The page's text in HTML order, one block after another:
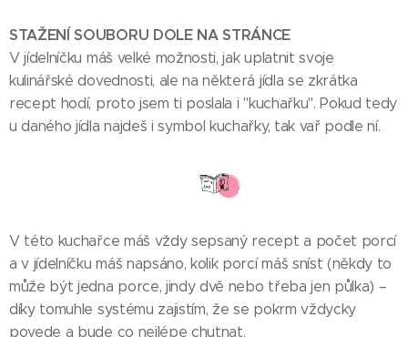
STAŽENÍ SOUBORU DOLE NA STRÁNCE
V jídelníčku máš velké možnosti, jak uplatnit svoje
kulinářské dovednosti, ale na některá jídla se zkrátka
recept hodí, proto jsem ti poslala i "kuchařku". Pokud tedy
u daného jídla najdeš i symbol kuchařky, tak vař podle ní.
V této kuchařce máš vždy sepsaný recept a počet porcí
a v jídelníčku máš napsáno, kolik porcí máš sníst (někdy to
může být jedna porce, jindy dvě nebo třeba jen půlka) –
díky tomuhle systému zajistím, že se pokrm vždycky
povede a bude co nejlépe chutnat.